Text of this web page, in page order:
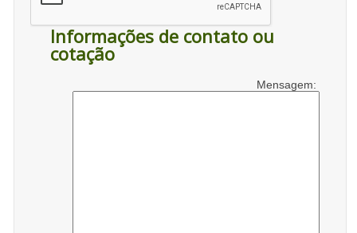
Informações de contato ou
cotação
Mensagem: